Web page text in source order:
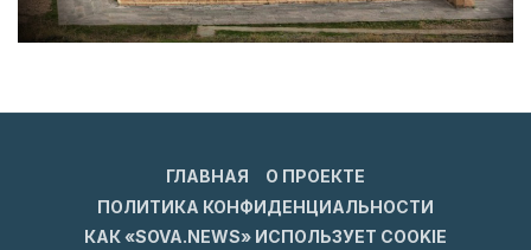
ГЛАВНАЯ
О ПРОЕКТЕ
ПОЛИТИКА КОНФИДЕНЦИАЛЬНОСТИ
КАК «SOVA.NEWS» ИСПОЛЬЗУЕТ COOKIE